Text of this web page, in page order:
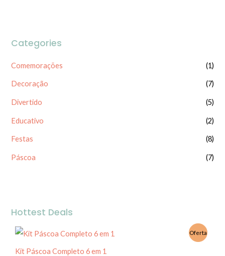
Categories
Comemorações (1)
Decoração (7)
Divertido (5)
Educativo (2)
Festas (8)
Páscoa (7)
Hottest Deals
Kit Páscoa Completo 6 em 1
Oferta